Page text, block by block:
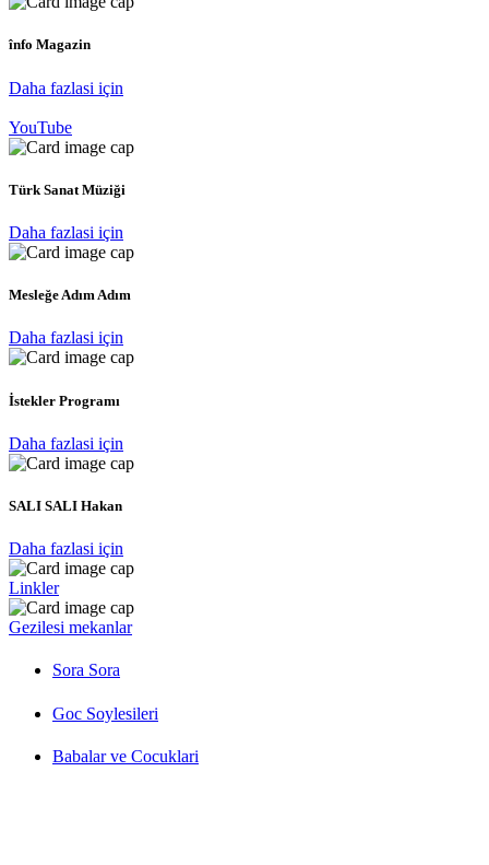
înfo Magazin
Daha fazlasi için
YouTube
Türk Sanat Müziği
Daha fazlasi için
Mesleğe Adım Adım
Daha fazlasi için
İstekler Programı
Daha fazlasi için
SALI SALI Hakan
Daha fazlasi için
Linkler
Gezilesi mekanlar
Sora Sora
Goc Soylesileri
Babalar ve Cocuklari